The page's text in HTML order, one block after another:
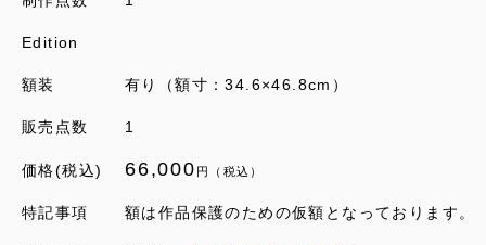
Edition
額装 有り（額寸：34.6×46.8cm）
販売点数 1
価格(税込) 66,000 円（税込）
特記事項 額は作品保護のための仮額となっております。